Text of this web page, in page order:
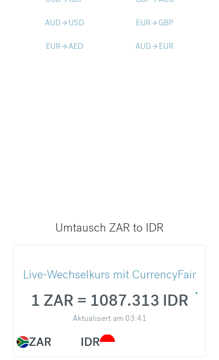
AUDarrow_forward USD EURarrow_forward GBP
EURarrow_forwardAED AUDarrow_forward EUR
Umtausch ZAR to IDR
Live-Wechselkurs mit CurrencyFair
ZAR
1 ZAR = 1087.313 IDR
Aktualisiert am 03:41
IDR